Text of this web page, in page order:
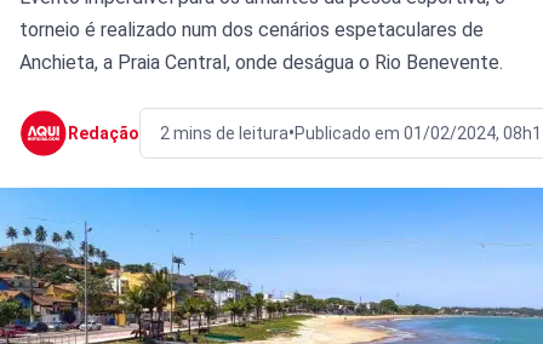
torneio é realizado num dos cenários espetaculares de
Anchieta, a Praia Central, onde deságua o Rio Benevente.
Redação 2 mins de leitura•Publicado em 01/02/2024,